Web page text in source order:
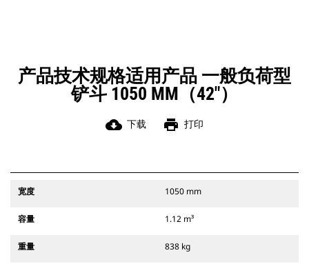
带式挖掘机和所有轮式挖掘机兼容。
此外，还提供挖沟宽度连接器。
与 CW 专用连接器系统兼容的附件采
用固定式快速连接器铰接件。 CW 专
用连接器采用楔式锁定系统，确保始
终稳固地连接附件。
产品技术规格适用产品 一般负荷型
铲斗 1050 MM（42"）
cloud_download 下载 print 打印
宽度 1050 mm
容量 1.12 m³
重量 838 kg